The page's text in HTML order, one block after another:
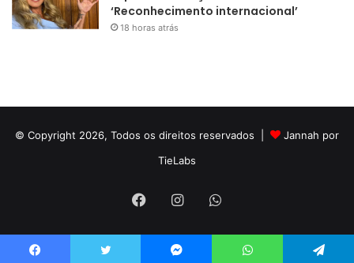
‘Reconhecimento internacional’
18 horas atrás
© Copyright 2026, Todos os direitos reservados |
Jannah por
TieLabs
FacebookInstagramWhatsApp